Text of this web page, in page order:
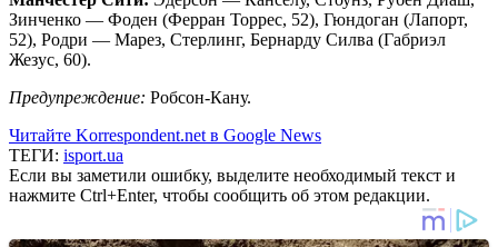
Зинченко — Фоден (Ферран Торрес, 52), Гюндоган (Лапорт,
52), Родри — Марез, Стерлинг, Бернарду Силва (Габриэл
Жезус, 60).
Предупреждение: Робсон-Кану.
Читайте Korrespondent.net в Google News
ТЕГИ: isport.ua
Если вы заметили ошибку, выделите необходимый текст и
нажмите Ctrl+Enter, чтобы сообщить об этом редакции.